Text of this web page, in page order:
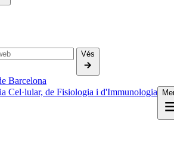
Vés
Barcelona
Cel·lular, de Fisiologia i d'Immunologia